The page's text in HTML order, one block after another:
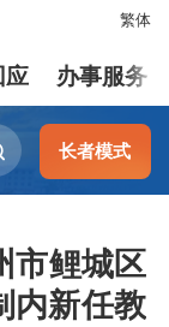
繁体
应 办事服务
长者模式
市鲤城区
内新任教